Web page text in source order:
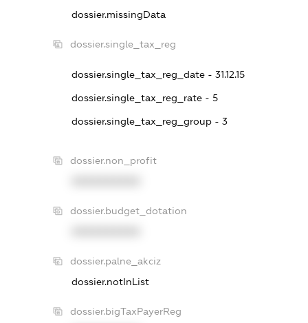
dossier.missingData
dossier.single_tax_reg
dossier.single_tax_reg_date - 31.12.15
dossier.single_tax_reg_rate - 5
dossier.single_tax_reg_group - 3
dossier.non_profit
dossier.budget_dotation
dossier.palne_akciz
dossier.notInList
dossier.bigTaxPayerReg